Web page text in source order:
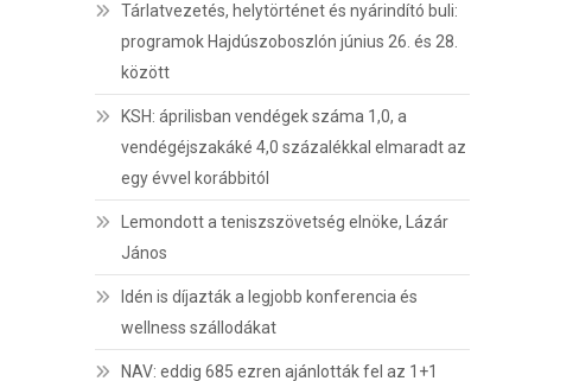
Tárlatvezetés, helytörténet és nyárindító buli:
programok Hajdúszoboszlón június 26. és 28.
között
KSH: áprilisban vendégek száma 1,0, a
vendégéjszakáké 4,0 százalékkal elmaradt az
egy évvel korábbitól
Lemondott a teniszszövetség elnöke, Lázár
János
Idén is díjazták a legjobb konferencia és
wellness szállodákat
NAV: eddig 685 ezren ajánlották fel az 1+1